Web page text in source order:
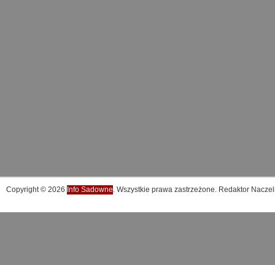
Copyright © 2026 Info Sadowne. Wszystkie prawa zastrzeżone. Redaktor